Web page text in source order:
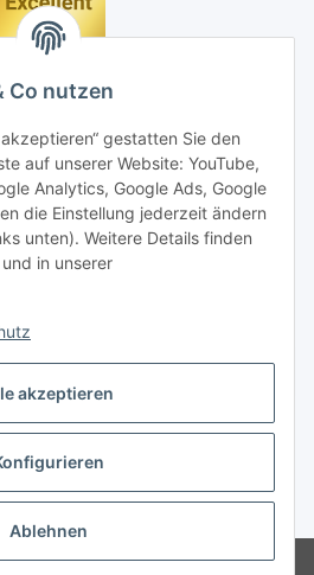
akzeptieren
Ablehnen
Co nutzen
gestatten Sie den
auf unserer Website: YouTube,
Analytics, Google Ads, Google
die Einstellung jederzeit ändern
unten). Weitere Details finden
und in unserer
widerrufen
zzgl.Versand
Hanke